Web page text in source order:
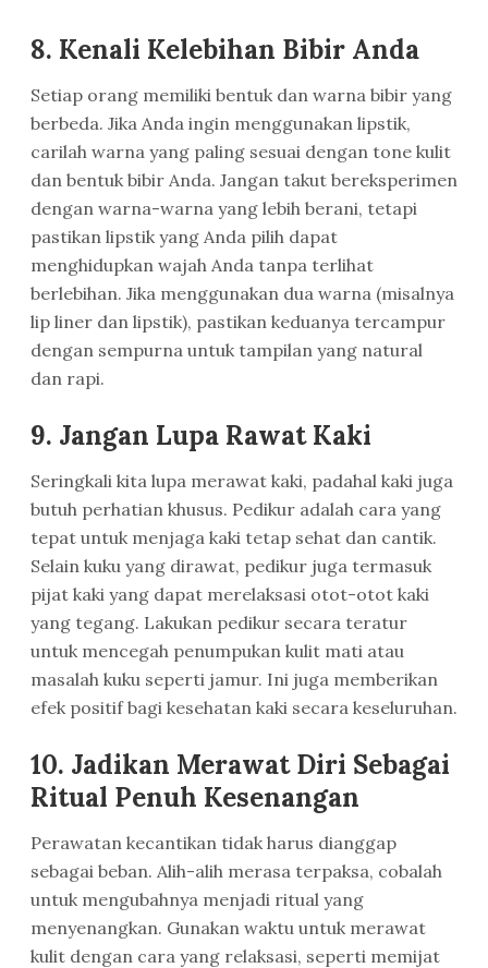
8. Kenali Kelebihan Bibir Anda
Setiap orang memiliki bentuk dan warna bibir yang
berbeda. Jika Anda ingin menggunakan lipstik,
carilah warna yang paling sesuai dengan tone kulit
dan bentuk bibir Anda. Jangan takut bereksperimen
dengan warna-warna yang lebih berani, tetapi
pastikan lipstik yang Anda pilih dapat
menghidupkan wajah Anda tanpa terlihat
berlebihan. Jika menggunakan dua warna (misalnya
lip liner dan lipstik), pastikan keduanya tercampur
dengan sempurna untuk tampilan yang natural
dan rapi.
9. Jangan Lupa Rawat Kaki
Seringkali kita lupa merawat kaki, padahal kaki juga
butuh perhatian khusus. Pedikur adalah cara yang
tepat untuk menjaga kaki tetap sehat dan cantik.
Selain kuku yang dirawat, pedikur juga termasuk
pijat kaki yang dapat merelaksasi otot-otot kaki
yang tegang. Lakukan pedikur secara teratur
untuk mencegah penumpukan kulit mati atau
masalah kuku seperti jamur. Ini juga memberikan
efek positif bagi kesehatan kaki secara keseluruhan.
10. Jadikan Merawat Diri Sebagai
Ritual Penuh Kesenangan
Perawatan kecantikan tidak harus dianggap
sebagai beban. Alih-alih merasa terpaksa, cobalah
untuk mengubahnya menjadi ritual yang
menyenangkan. Gunakan waktu untuk merawat
kulit dengan cara yang relaksasi, seperti memijat